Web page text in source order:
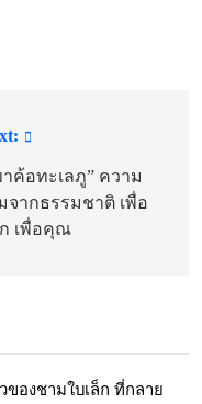
าค้อทะเลภู” ความ
จากธรรมชาติ เพื่อ
เพื่อคุณ
ของชามใบเล็ก ที่กลาย